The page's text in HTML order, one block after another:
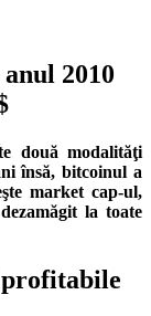
2010
două modalităţi
însă, bitcoinul a
market cap-ul,
la toate